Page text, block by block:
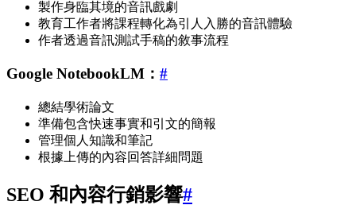
製作身臨其境的音訊戲劇
教育工作者將課程轉化為引人入勝的音訊體驗
作者透過音訊測試手稿的敘事流程
Google NotebookLM： #
總結學術論文
準備包含快速事實和引文的簡報
管理個人知識和筆記
根據上傳的內容回答詳細問題
SEO 和內容行銷影響#